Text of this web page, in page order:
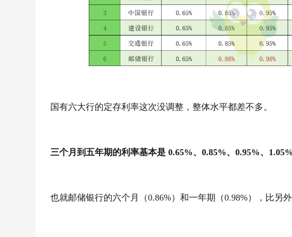
国有六大行的定存利率这次没调整，整体水平都差不多。
三个月到五年期的利率基本是 0.65%、0.85%、0.95%、
也就邮储银行的六个月（0.86%）和一年期（0.98%），比另